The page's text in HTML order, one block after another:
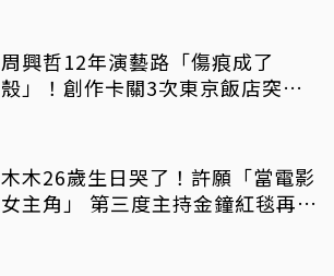
周興哲12年演藝路「傷痕成了
殼」！創作卡關3次東京飯店突找
木木26歲生日哭了！許願「當電影
女主角」 第三度主持金鐘紅毯再喊